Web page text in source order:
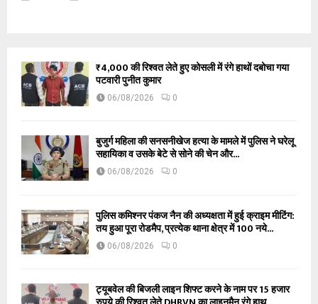
₹4,000 की रिश्वत लेते हुए कोसली में रंगे हाथों दबोचा गया
पटवारी पुनीत कुमार
06/08/2026 0
बुजुर्ग महिला की सनसनीखेज हत्या के मामले में पुलिस ने घरेलू
सहायिका व उसके बेटे से सोने की चेन और...
06/08/2026 0
पुलिस कमिश्नर पंकज नैन की अध्यक्षता में हुई क्राइम मीटिंग:
तय हुआ पूरा रोडमैप, प्रत्येक थाना क्षेत्र में 100 नये...
06/08/2026 0
ट्यूबवेल की बिजली लाइन शिफ्ट करने के नाम पर 15 हजार